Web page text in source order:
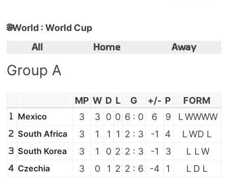
🌐World : World Cup
All Home Away
Group A
MP W D L G +/- P FORM
1 Mexico 3 3 0 0 6 : 0 6 9 LWWWW
2 South Africa 3 1 1 1 2 : 3 -1 4 LWD L
3 South Korea 3 1 0 2 2 : 3 -1 3 L LW
4 Czechia 3 0 1 2 2 : 6 -4 1 L D L